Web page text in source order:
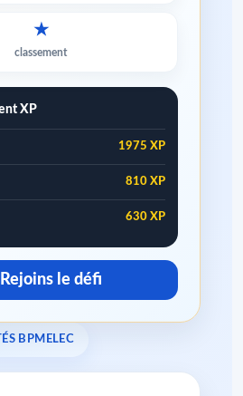
★
classement
XP
1975 XP
810 XP
630 XP
le défi
BPMELEC